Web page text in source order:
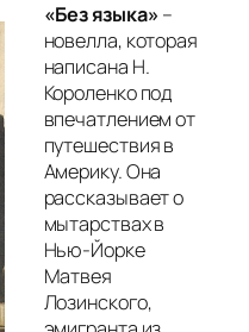
«Без языка» –
новелла, которая
написана Н.
Короленко под
впечатлением от
путешествия в
Америку. Она
рассказывает о
мытарствах в
Нью-Йорке
Матвея
Лозинского,